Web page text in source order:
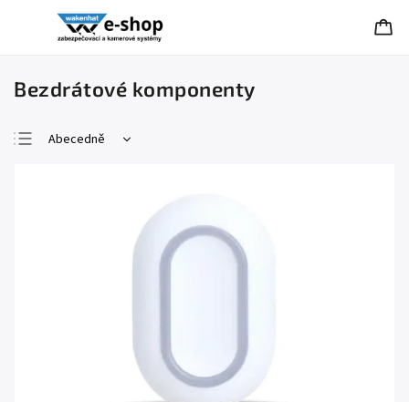
Bezdrátové komponenty
Abecedně